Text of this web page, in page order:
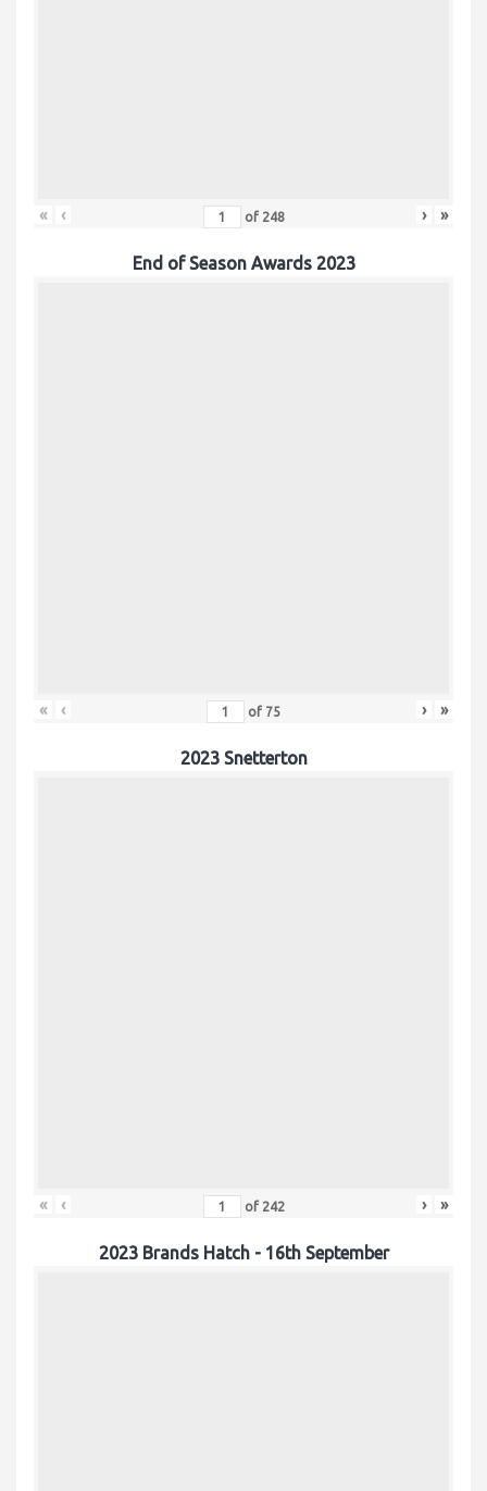
« ‹ of 248 › »
End of Season Awards 2023
« ‹ of 75 › »
2023 Snetterton
« ‹ of 242 › »
2023 Brands Hatch - 16th September